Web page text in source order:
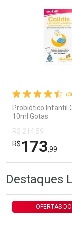
Ativar Desconto
Comprar sem
Por R$ 29,30/
Comprar sem
Por R$ 29,30/
Probiótico Infantil
10ml Gotas
R$ 214,59
R$173,99
Laboratório
Por Menos
Destaques
OFERTAS